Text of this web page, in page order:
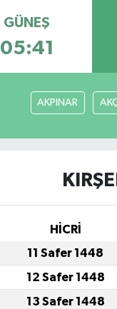
GÜNEŞ
05:41
AKPINAR
HİCRİ
11 Safer 1448
12 Safer 1448
13 Safer 1448